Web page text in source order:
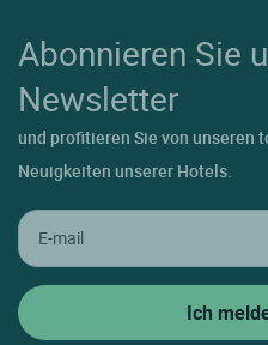
Abonnieren Sie
Newsletter
und profitieren Sie von unseren
Neuigkeiten unserer Hotels.